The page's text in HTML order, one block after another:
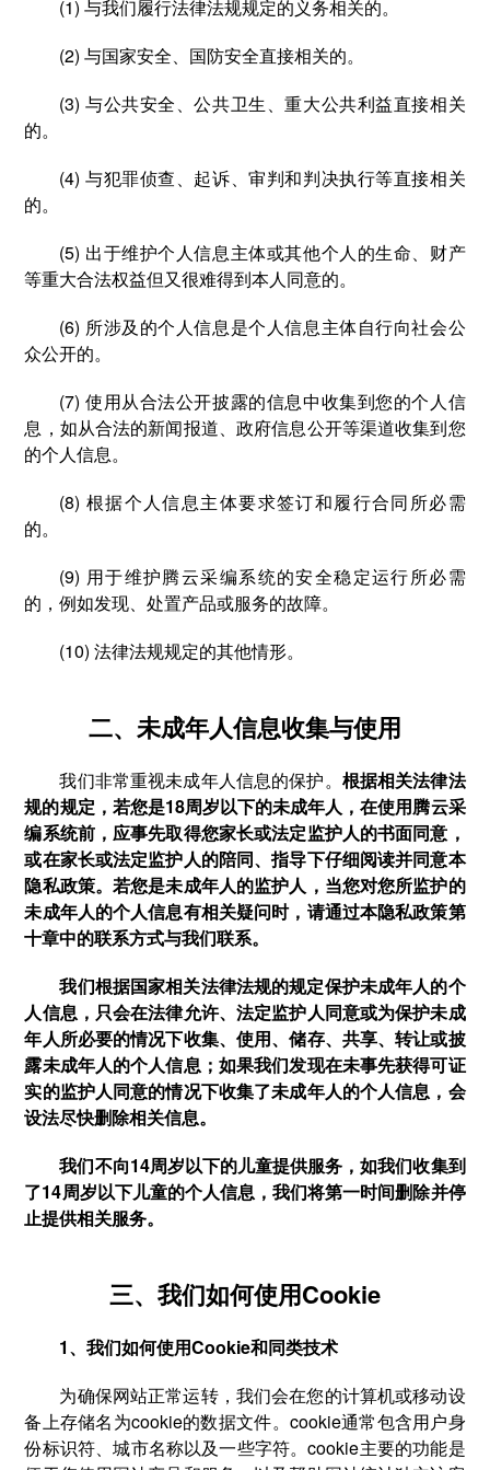
(1) 与我们履行法律法规规定的义务相关的。
(2) 与国家安全、国防安全直接相关的。
(3) 与公共安全、公共卫生、重大公共利益直接相关
的。
(4) 与犯罪侦查、起诉、审判和判决执行等直接相关
的。
(5) 出于维护个人信息主体或其他个人的生命、财产
等重大合法权益但又很难得到本人同意的。
(6) 所涉及的个人信息是个人信息主体自行向社会公
众公开的。
(7) 使用从合法公开披露的信息中收集到您的个人信
息，如从合法的新闻报道、政府信息公开等渠道收集到您
的个人信息。
(8) 根据个人信息主体要求签订和履行合同所必需
的。
(9) 用于维护腾云采编系统的安全稳定运行所必需
的，例如发现、处置产品或服务的故障。
(10) 法律法规规定的其他情形。
二、未成年人信息收集与使用
我们非常重视未成年人信息的保护。 根据相关法律法
规的规定，若您是18周岁以下的未成年人，在使用腾云采
编系统前，应事先取得您家长或法定监护人的书面同意，
或在家长或法定监护人的陪同、指导下仔细阅读并同意本
隐私政策。若您是未成年人的监护人，当您对您所监护的
未成年人的个人信息有相关疑问时，请通过本隐私政策第
十章中的联系方式与我们联系。
我们根据国家相关法律法规的规定保护未成年人的个
人信息，只会在法律允许、法定监护人同意或为保护未成
年人所必要的情况下收集、使用、储存、共享、转让或披
露未成年人的个人信息；如果我们发现在未事先获得可证
实的监护人同意的情况下收集了未成年人的个人信息，会
设法尽快删除相关信息。
我们不向14周岁以下的儿童提供服务，如我们收集到
了14周岁以下儿童的个人信息，我们将第一时间删除并停
止提供相关服务。
三、我们如何使用Cookie
1、我们如何使用Cookie和同类技术
为确保网站正常运转，我们会在您的计算机或移动设
备上存储名为cookie的数据文件。cookie通常包含用户身
份标识符、城市名称以及一些字符。cookie主要的功能是